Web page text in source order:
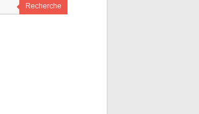
Recherche